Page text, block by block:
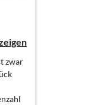
zwar